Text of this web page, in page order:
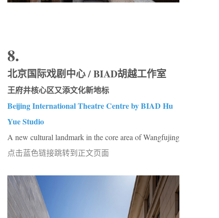
8.
北京国际戏剧中心 / BIAD胡越工作室
王府井核心区又添文化新地标
Beijing International Theatre Centre by BIAD Hu
Yue Studio
A new cultural landmark in the core area of Wangfujing
点击蓝色链接跳转到正文页面